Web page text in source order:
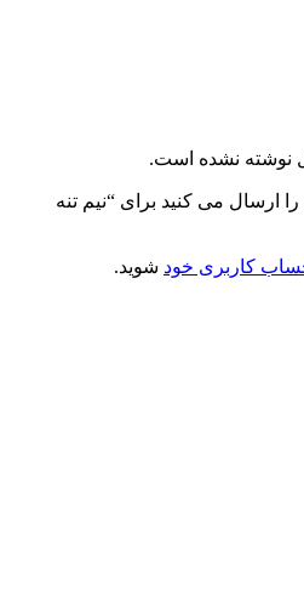
نوشته نشده است.
ارسال می کنید برای “نیم تنه
کاربری خود شوید.